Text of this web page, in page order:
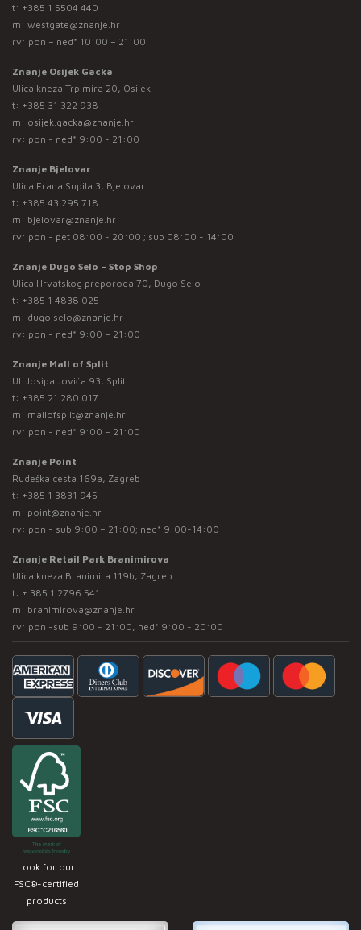
t: +385 1 5504 440
m: westgate@znanje.hr
rv: pon – ned* 10:00 – 21:00
Znanje Osijek Gacka
Ulica kneza Trpimira 20, Osijek
t: +385 31 322 938
m: osijek.gacka@znanje.hr
rv: pon - ned* 9:00 - 21:00
Znanje Bjelovar
Ulica Frana Supila 3, Bjelovar
t: +385 43 295 718
m: bjelovar@znanje.hr
rv: pon - pet 08:00 - 20:00 ; sub 08:00 - 14:00
Znanje Dugo Selo – Stop Shop
Ulica Hrvatskog preporoda 70, Dugo Selo
t: +385 1 4838 025
m: dugo.selo@znanje.hr
rv: pon - ned* 9:00 – 21:00
Znanje Mall of Split
Ul. Josipa Jovića 93, Split
t: +385 21 280 017
m: mallofsplit@znanje.hr
rv: pon - ned* 9:00 – 21:00
Znanje Point
Rudeška cesta 169a, Zagreb
t: +385 1 3831 945
m: point@znanje.hr
rv: pon - sub 9:00 – 21:00; ned* 9:00-14:00
Znanje Retail Park Branimirova
Ulica kneza Branimira 119b, Zagreb
t: + 385 1 2796 541
m: branimirova@znanje.hr
rv: pon -sub 9:00 - 21:00, ned* 9:00 - 20:00
Look for our
FSC®-certified
products